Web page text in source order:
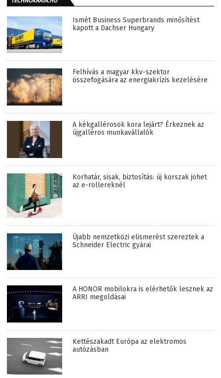
Ismét Business Superbrands minősítést
kapott a Dachser Hungary
Felhívás a magyar kkv-szektor
összefogására az energiakrízis kezelésére
A kékgallérosok kora lejárt? Érkeznek az
újgalléros munkavállalók
Korhatár, sisak, biztosítás: új korszak jöhet
az e-rollereknél
Újabb nemzetközi elismerést szereztek a
Schneider Electric gyárai
A HONOR mobilokra is elérhetők lesznek az
ARRI megoldásai
Kettészakadt Európa az elektromos
autózásban